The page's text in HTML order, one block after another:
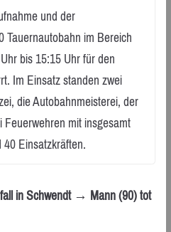
und der
im Bereich
bis 15:15 Uhr für den
Im Einsatz standen zwei
die Autobahnmeisterei, der
mit insgesamt
Einsatzkräften.
in Schwendt → Mann (90) tot